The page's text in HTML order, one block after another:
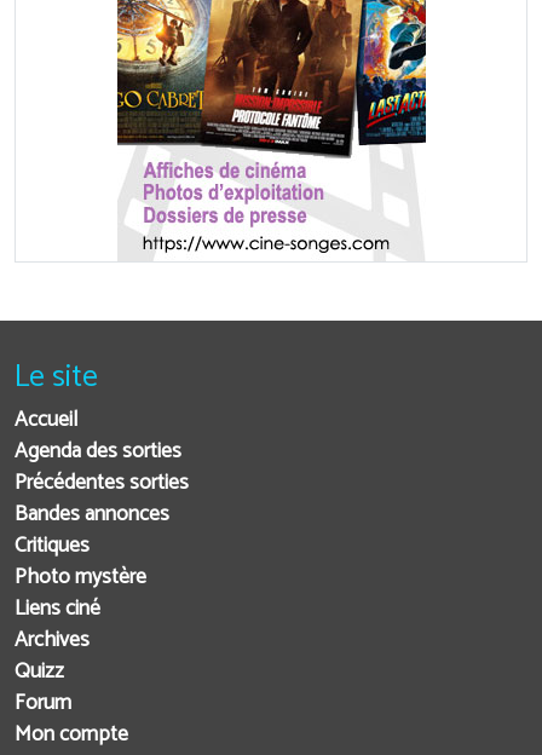
Le site
Accueil
Agenda des sorties
Précédentes sorties
Bandes annonces
Critiques
Photo mystère
Liens ciné
Archives
Quizz
Forum
Mon compte